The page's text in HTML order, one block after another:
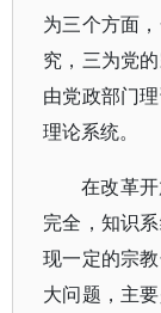
为三个方面
究，三为党
由党政部门
理论系统。
在改革
完全，知识
现一定的宗
大问题，主